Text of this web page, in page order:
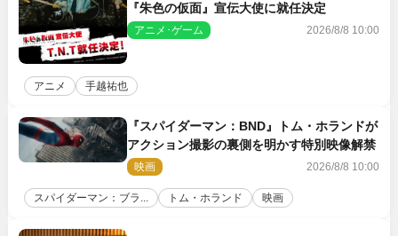
『朱色の仮面』宣伝大使に就任決定
アニメ･ゲーム 2026/8/8 10:00
アニメ 手越祐也
『スパイダーマン：BND』トム・ホランドが
アクション撮影の裏側を明かす特別映像解禁
映画 2026/8/8 10:00
スパイダーマン：ブラ... トム・ホランド 映画